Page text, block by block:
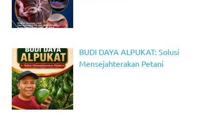
BUDI DAYA ALPUKAT: Solusi
Mensejahterakan Petani